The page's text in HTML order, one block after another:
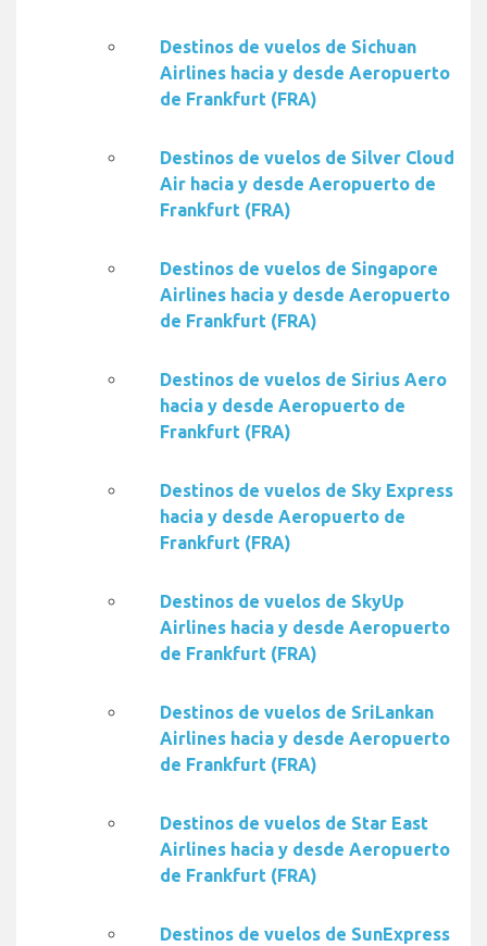
Destinos de vuelos de Sichuan
Airlines hacia y desde Aeropuerto
de Frankfurt (FRA)
Destinos de vuelos de Silver Cloud
Air hacia y desde Aeropuerto de
Frankfurt (FRA)
Destinos de vuelos de Singapore
Airlines hacia y desde Aeropuerto
de Frankfurt (FRA)
Destinos de vuelos de Sirius Aero
hacia y desde Aeropuerto de
Frankfurt (FRA)
Destinos de vuelos de Sky Express
hacia y desde Aeropuerto de
Frankfurt (FRA)
Destinos de vuelos de SkyUp
Airlines hacia y desde Aeropuerto
de Frankfurt (FRA)
Destinos de vuelos de SriLankan
Airlines hacia y desde Aeropuerto
de Frankfurt (FRA)
Destinos de vuelos de Star East
Airlines hacia y desde Aeropuerto
de Frankfurt (FRA)
Destinos de vuelos de SunExpress